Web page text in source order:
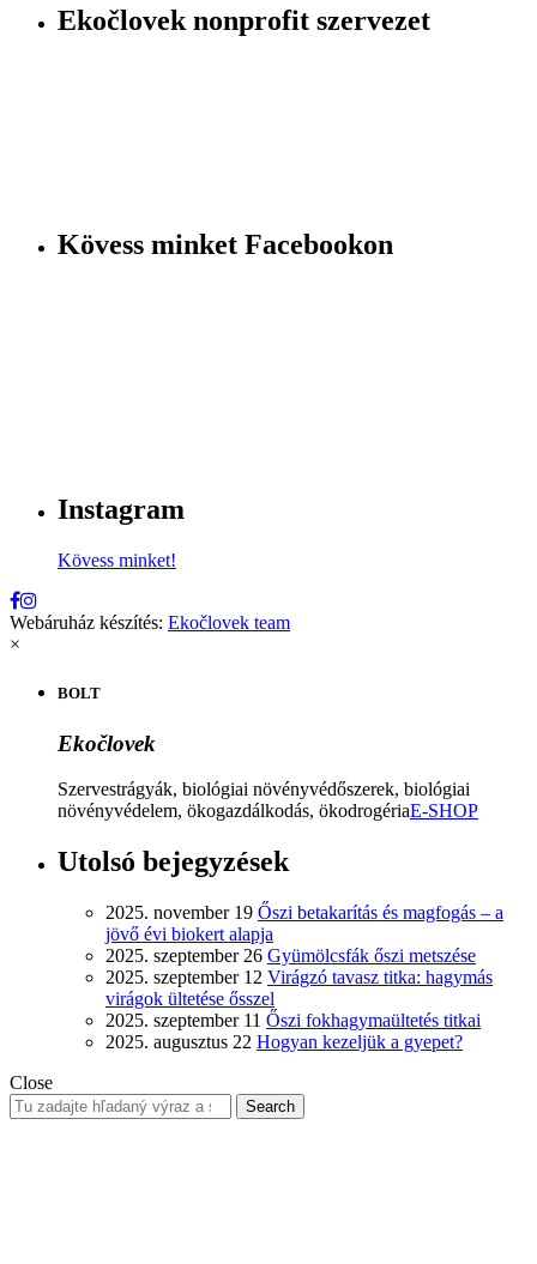
Ekočlovek nonprofit szervezet
Kövess minket Facebookon
Instagram
Kövess minket!
Webáruház készítés: Ekočlovek team
×
BOLT
Ekočlovek
Szervestrágyák, biológiai növényvédőszerek, biológiai
növényvédelem, ökogazdálkodás, ökodrogériaE-SHOP
Utolsó bejegyzések
2025. november 19 Őszi betakarítás és magfogás – a
jövő évi biokert alapja
2025. szeptember 26 Gyümölcsfák őszi metszése
2025. szeptember 12 Virágzó tavasz titka: hagymás
virágok ültetése ősszel
2025. szeptember 11 Őszi fokhagymaültetés titkai
2025. augusztus 22 Hogyan kezeljük a gyepet?
Close